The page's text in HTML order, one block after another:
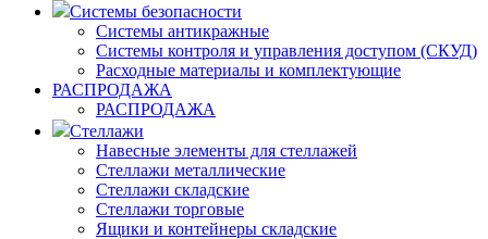
Системы безопасности
Системы антикражные
Системы контроля и управления доступом (СКУД)
Расходные материалы и комплектующие
РАСПРОДАЖА
РАСПРОДАЖА
Стеллажи
Навесные элементы для стеллажей
Стеллажи металлические
Стеллажи складские
Стеллажи торговые
Ящики и контейнеры складские